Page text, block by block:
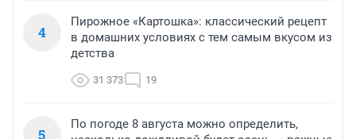
4
Пирожное «Картошка»: классический рецепт
в домашних условиях с тем самым вкусом из
детства
31 373 19
5
По погоде 8 августа можно определить,